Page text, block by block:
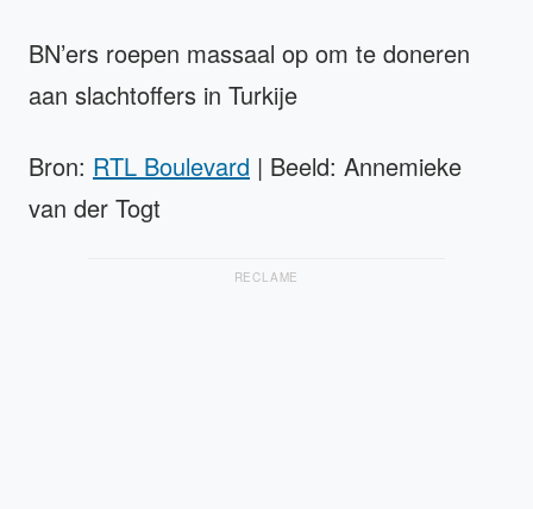
BN’ers roepen massaal op om te doneren
aan slachtoffers in Turkije
Bron: RTL Boulevard | Beeld: Annemieke
van der Togt
RECLAME